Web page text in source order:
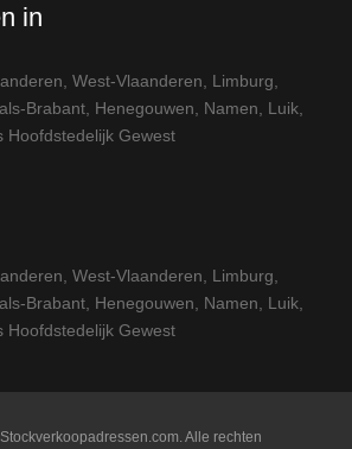
in
West-Vlaanderen Limburg
Brabant Henegouwen Namen Luik
Hoofdstedelijk Gewest
West-Vlaanderen Limburg
Brabant Henegouwen Namen Luik
Hoofdstedelijk Gewest
Alle rechten